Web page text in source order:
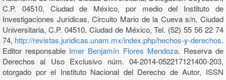
C.P. 04510, Ciudad de México, por medio del Instituto de
Investigaciones Jurídicas, Circuito Mario de la Cueva s/n, Ciudad
Universitaria, C.P. 04510, Ciudad de México, Tel. (52) 55 56 22 74
74, http://revistas.juridicas.unam.mx/index.php/hechos-y-derechos.
Editor responsable Imer Benjamín Flores Mendoza. Reserva de
Derechos al Uso Exclusivo núm. 04-2014-052217121400-203,
otorgado por el Instituto Nacional del Derecho de Autor, ISSN